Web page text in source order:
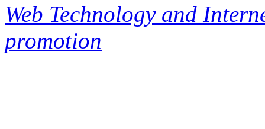
Web Technology and
promotion